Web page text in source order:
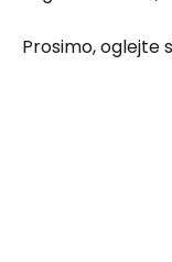
Prosimo, oglejte